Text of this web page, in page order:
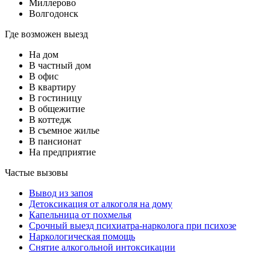
Миллерово
Волгодонск
Где возможен выезд
На дом
В частный дом
В офис
В квартиру
В гостиницу
В общежитие
В коттедж
В съемное жилье
В пансионат
На предприятие
Частые вызовы
Вывод из запоя
Детоксикация от алкоголя на дому
Капельница от похмелья
Срочный выезд психиатра-нарколога при психозе
Наркологическая помощь
Снятие алкогольной интоксикации